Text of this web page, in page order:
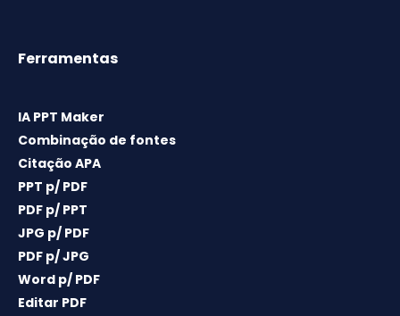
Ferramentas
IA PPT Maker
Combinação de fontes
Citação APA
PPT p/ PDF
PDF p/ PPT
JPG p/ PDF
PDF p/ JPG
Word p/ PDF
Editar PDF